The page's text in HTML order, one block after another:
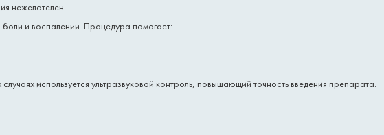
нежелателен.
и воспалении. Процедура помогает:
используется ультразвуковой контроль, повышающий точность введения препарата.